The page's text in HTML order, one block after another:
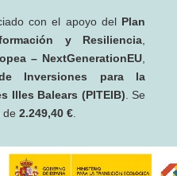
con el apoyo del Plan
y Resiliencia
– NextGenerationEU
Inversiones para la
Illes Balears (PITEIB) . Se
de 2.249,40 €